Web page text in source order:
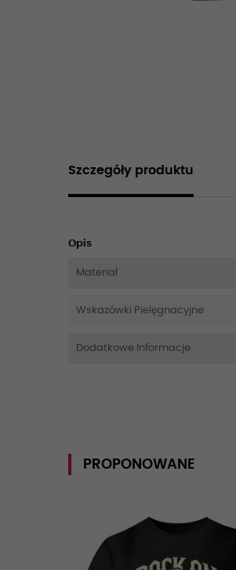
Szczegóły produktu
Opis
Materiał
Wskazówki Pielęgnacyjne
Dodatkowe Informacje
PROPONOWANE